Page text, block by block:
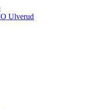
Ulverud